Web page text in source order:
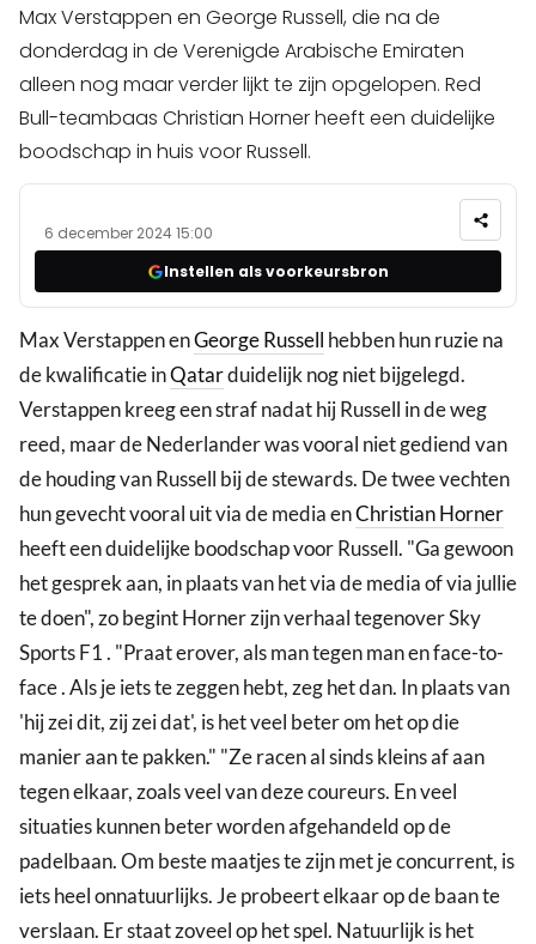
Max Verstappen en George Russell, die na de
donderdag in de Verenigde Arabische Emiraten
alleen nog maar verder lijkt te zijn opgelopen. Red
Bull-teambaas Christian Horner heeft een duidelijke
boodschap in huis voor Russell.
6 december 2024 15:00
Instellen als voorkeursbron
Max Verstappen enGeorge Russell hebben hun ruzie na
de kwalificatie inQatarduidelijk nog niet bijgelegd.
Verstappen kreeg een straf nadat hij Russell in de weg
reed, maar de Nederlander was vooral niet gediend van
de houding van Russell bij de stewards. De twee vechten
hun gevecht vooral uit via de media enChristian Horner
heeft een duidelijke boodschap voor Russell. "Ga gewoon
het gesprek aan, in plaats van het via de media of via jullie
te doen", zo begint Horner zijn verhaal tegenover Sky
Sports F1 . "Praat erover, als man tegen man en face-to-
face . Als je iets te zeggen hebt, zeg het dan. In plaats van
'hij zei dit, zij zei dat', is het veel beter om het op die
manier aan te pakken." "Ze racen al sinds kleins af aan
tegen elkaar, zoals veel van deze coureurs. En veel
situaties kunnen beter worden afgehandeld op de
padelbaan. Om beste maatjes te zijn met je concurrent, is
iets heel onnatuurlijks. Je probeert elkaar op de baan te
verslaan. Er staat zoveel op het spel. Natuurlijk is het